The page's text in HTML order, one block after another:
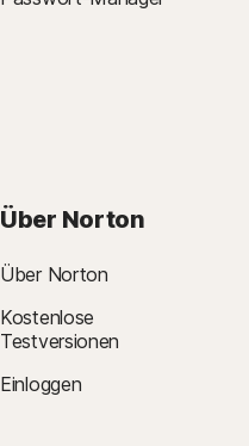
Über Norton
Über Norton
Kostenlose
Testversionen
Einloggen